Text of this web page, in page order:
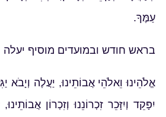
עַמֶּךָ.
בראש חודש ובמועדים מוסיף יעלה
אֱלֹהֵינוּ וֵאלֹהֵי אֲבוֹתֵינוּ, יַעֲלֶה וְיָבֹא
יִפָּקֵד וְיִזָּכֵר זִכְרוֹנֵנוּ וְזִכְרוֹן